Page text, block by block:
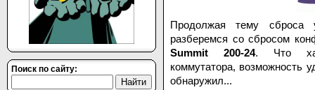
Продолжая тему сброса
разберемся со сбросом
Summit 200-24. Что
коммутатора, возможность
обнаружил...
Поиск по сайту: